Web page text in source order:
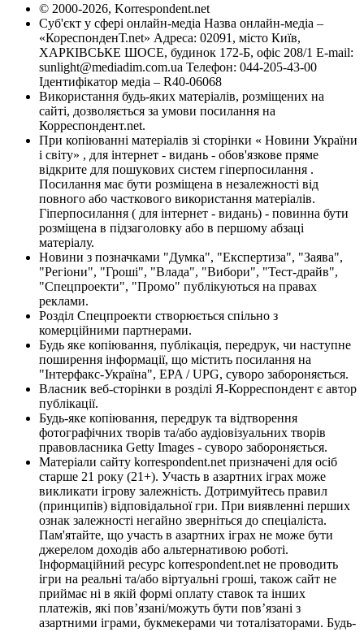
© 2000-2026, Korrespondent.net
Суб'єкт у сфері онлайн-медіа Назва онлайн-медіа –
«КореспонденТ.net» Адреса: 02091, місто Київ,
ХАРКІВСЬКЕ ШОСЕ, будинок 172-Б, офіс 208/1 E-mail:
sunlight@mediadim.com.ua Телефон: 044-205-43-00
Ідентифікатор медіа – R40-06068
Використання будь-яких матеріалів, розміщених на
сайті, дозволяється за умови посилання на
Корреспондент.net.
При копіюванні матеріалів зі сторінки « Новини України
і світу» , для інтернет - видань - обов'язкове пряме
відкрите для пошукових систем гіперпосилання .
Посилання має бути розміщена в незалежності від
повного або часткового використання матеріалів.
Гіперпосилання ( для інтернет - видань) - повинна бути
розміщена в підзаголовку або в першому абзаці
матеріалу.
Новини з позначками "Думка", "Експертиза", "Заява",
"Регіони", "Гроші", "Влада", "Вибори", "Тест-драйв",
"Спецпроекти", "Промо" публікуються на правах
реклами.
Розділ Спецпроекти створюється спільно з
комерційними партнерами.
Будь яке копіювання, публікація, передрук, чи наступне
поширення інформації, що містить посилання на
"Інтерфакс-Україна", EPA / UPG, суворо забороняється.
Власник веб-сторінки в розділі Я-Корреспондент є автор
публікації.
Будь-яке копіювання, передрук та відтворення
фотографічних творів та/або аудіовізуальних творів
правовласника Getty Images - суворо забороняється.
Матеріали сайту korrespondent.net призначені для осіб
старше 21 року (21+). Участь в азартних іграх може
викликати ігрову залежність. Дотримуйтесь правил
(принципів) відповідальної гри. При виявленні перших
ознак залежності негайно зверніться до спеціаліста.
Пам'ятайте, що участь в азартних іграх не може бути
джерелом доходів або альтернативою роботі.
Інформаційний ресурс korrespondent.net не проводить
ігри на реальні та/або віртуальні гроші, також сайт не
приймає ні в якій формі оплату ставок та інших
платежів, які пов’язані/можуть бути пов’язані з
азартними іграми, букмекерами чи тоталізаторами. Будь-